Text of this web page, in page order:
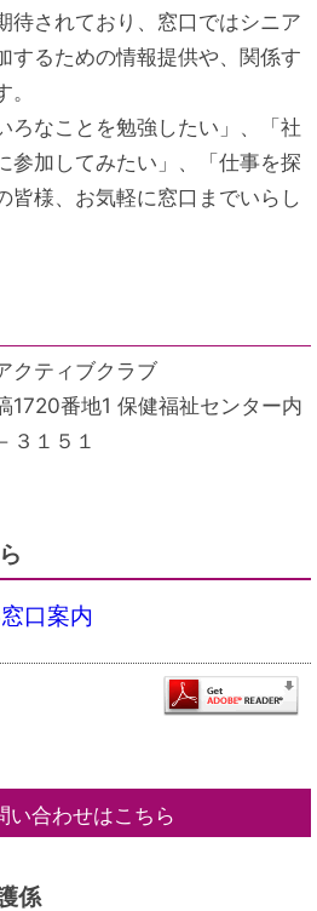
待されており、窓口ではシニア
するための情報提供や、関係す
ろなことを勉強したい」、「社
参加してみたい」、「仕事を探
皆様、お気軽に窓口までいらし
クティブクラブ
1720番地1 保健福祉センター内
３１５１
口案内
い合わせはこちら
係